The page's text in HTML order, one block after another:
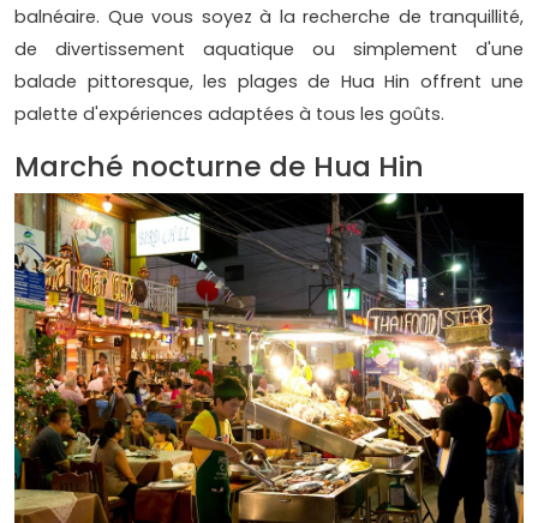
balnéaire. Que vous soyez à la recherche de tranquillité,
de divertissement aquatique ou simplement d'une
balade pittoresque, les plages de Hua Hin offrent une
palette d'expériences adaptées à tous les goûts.
Marché nocturne de Hua Hin